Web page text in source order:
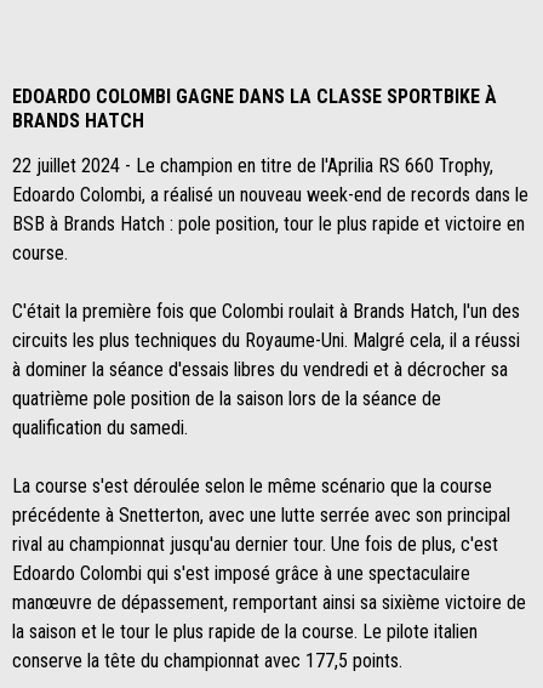
EDOARDO COLOMBI GAGNE DANS LA CLASSE SPORTBIKE À
BRANDS HATCH
22 juillet 2024 - Le champion en titre de l'Aprilia RS 660 Trophy,
Edoardo Colombi, a réalisé un nouveau week-end de records dans le
BSB à Brands Hatch : pole position, tour le plus rapide et victoire en
course.
C'était la première fois que Colombi roulait à Brands Hatch, l'un des
circuits les plus techniques du Royaume-Uni. Malgré cela, il a réussi
à dominer la séance d'essais libres du vendredi et à décrocher sa
quatrième pole position de la saison lors de la séance de
qualification du samedi.
La course s'est déroulée selon le même scénario que la course
précédente à Snetterton, avec une lutte serrée avec son principal
rival au championnat jusqu'au dernier tour. Une fois de plus, c'est
Edoardo Colombi qui s'est imposé grâce à une spectaculaire
manœuvre de dépassement, remportant ainsi sa sixième victoire de
la saison et le tour le plus rapide de la course. Le pilote italien
conserve la tête du championnat avec 177,5 points.